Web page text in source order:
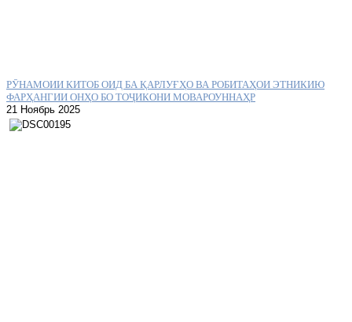
РӮНАМОИИ КИТОБ ОИД БА ҚАРЛУҒҲО ВА РОБИТАҲОИ ЭТНИКИЮ
ФАРҲАНГИИ ОНҲО БО ТОҶИКОНИ МОВАРОУННАҲР
21 Ноябрь 2025